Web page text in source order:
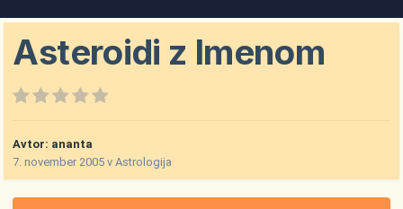
Asteroidi z Imenom
Avtor: ananta
7. november 2005 vAstrologija